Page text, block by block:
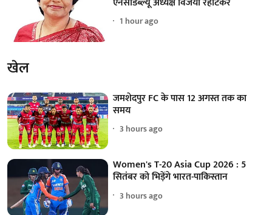
1 hour ago
खेल
जमशेदपुर FC के पास 12 अगस्त तक का
समय
3 hours ago
Women's T-20 Asia Cup 2026 : 5
सितंबर को भिड़ेंगे भारत-पाकिस्तान
3 hours ago